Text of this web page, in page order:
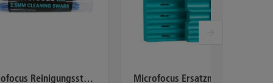
Microfocus Reinigungsstäbchen für 2,5 mm